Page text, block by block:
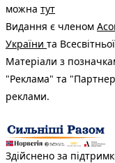
можна тут
Видання є членом
України та
Матеріали з
"Реклама" та
реклами.
Здійснено за